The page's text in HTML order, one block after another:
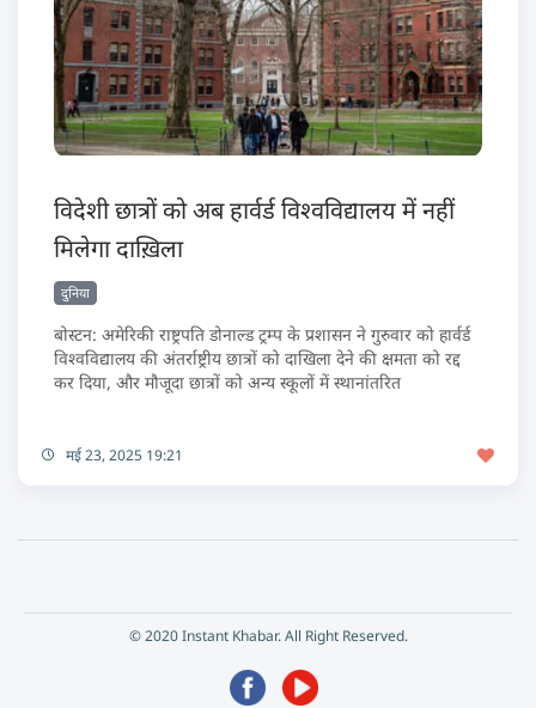
विदेशी छात्रों को अब हार्वर्ड विश्वविद्यालय में नहीं
मिलेगा दाख़िला
दुनिया
बोस्टन: अमेरिकी राष्ट्रपति डोनाल्ड ट्रम्प के प्रशासन ने गुरुवार को हार्वर्ड
विश्वविद्यालय की अंतर्राष्ट्रीय छात्रों को दाखिला देने की क्षमता को रद्द
कर दिया, और मौजूदा छात्रों को अन्य स्कूलों में स्थानांतरित
मई 23, 2025 19:21
© 2020 Instant Khabar. All Right Reserved.